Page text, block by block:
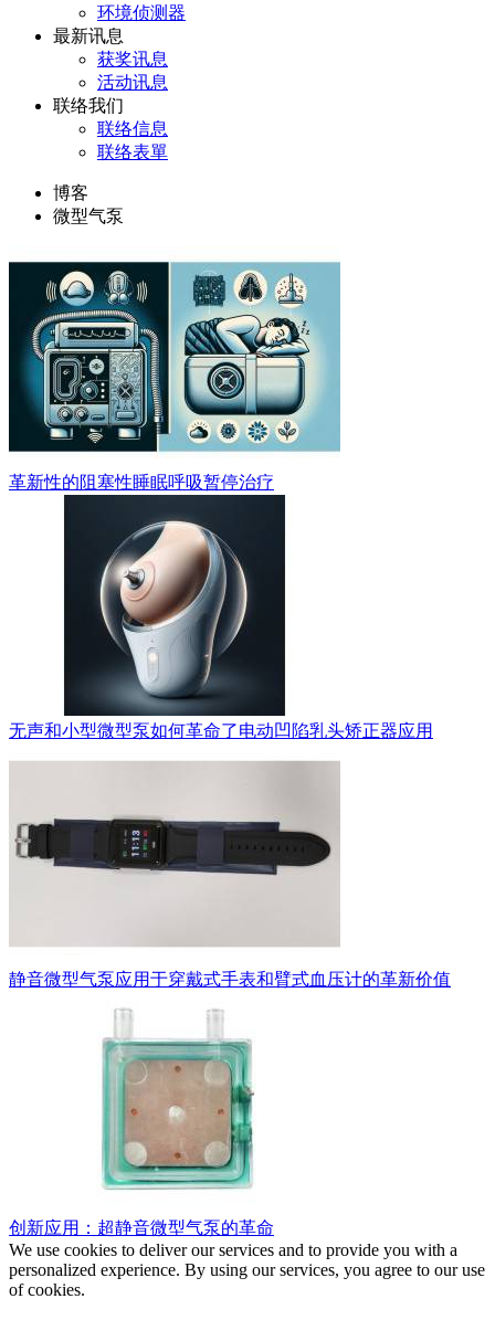
环境侦测器
最新讯息
获奖讯息
活动讯息
联络我们
联络信息
联络表單
博客
微型气泵
革新性的阻塞性睡眠呼吸暂停治疗
无声和小型微型泵如何革命了电动凹陷乳头矫正器应用
静音微型气泵应用于穿戴式手表和臂式血压计的革新价值
创新应用：超静音微型气泵的革命
We use cookies to deliver our services and to provide you with a
personalized experience. By using our services, you agree to our use
of cookies.